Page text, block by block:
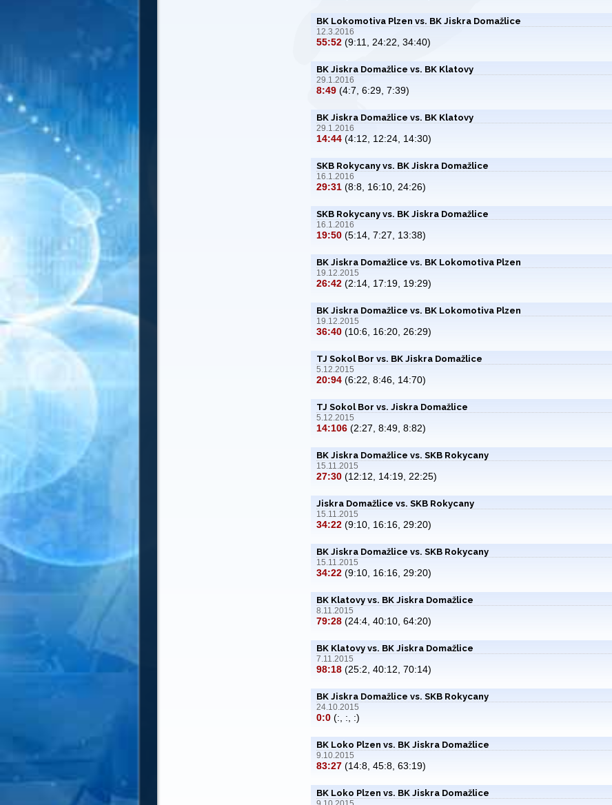
BK Lokomotiva Plzen vs. BK Jiskra Domažlice
12.3.2016
55:52 (9:11, 24:22, 34:40)
BK Jiskra Domažlice vs. BK Klatovy
29.1.2016
8:49 (4:7, 6:29, 7:39)
BK Jiskra Domažlice vs. BK Klatovy
29.1.2016
14:44 (4:12, 12:24, 14:30)
SKB Rokycany vs. BK Jiskra Domažlice
16.1.2016
29:31 (8:8, 16:10, 24:26)
SKB Rokycany vs. BK Jiskra Domažlice
16.1.2016
19:50 (5:14, 7:27, 13:38)
BK Jiskra Domažlice vs. BK Lokomotiva Plzen
19.12.2015
26:42 (2:14, 17:19, 19:29)
BK Jiskra Domažlice vs. BK Lokomotiva Plzen
19.12.2015
36:40 (10:6, 16:20, 26:29)
TJ Sokol Bor vs. BK Jiskra Domažlice
5.12.2015
20:94 (6:22, 8:46, 14:70)
TJ Sokol Bor vs. Jiskra Domažlice
5.12.2015
14:106 (2:27, 8:49, 8:82)
BK Jiskra Domažlice vs. SKB Rokycany
15.11.2015
27:30 (12:12, 14:19, 22:25)
Jiskra Domažlice vs. SKB Rokycany
15.11.2015
34:22 (9:10, 16:16, 29:20)
BK Jiskra Domažlice vs. SKB Rokycany
15.11.2015
34:22 (9:10, 16:16, 29:20)
BK Klatovy vs. BK Jiskra Domažlice
8.11.2015
79:28 (24:4, 40:10, 64:20)
BK Klatovy vs. BK Jiskra Domažlice
7.11.2015
98:18 (25:2, 40:12, 70:14)
BK Jiskra Domažlice vs. SKB Rokycany
24.10.2015
0:0 (:, :, :)
BK Loko Plzen vs. BK Jiskra Domažlice
9.10.2015
83:27 (14:8, 45:8, 63:19)
BK Loko Plzen vs. BK Jiskra Domažlice